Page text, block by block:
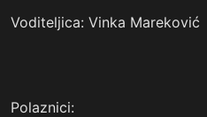
Voditeljica: Vinka Mareković
Polaznici: